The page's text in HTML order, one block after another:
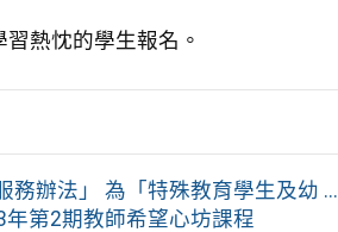
熱忱的學生報名。
辦法」 為「特殊教育學生及幼 ...
年第2期教師希望心坊課程